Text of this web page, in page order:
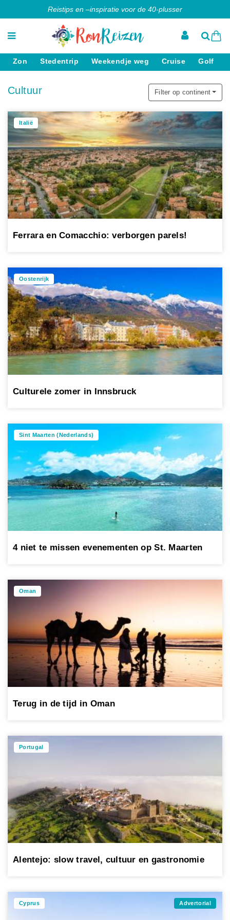
Reistips en –inspiratie voor de 40-plusser
Zon Stedentrip Weekendje weg Cruise Golf
Cultuur Filter op continent
Italië
Ferrara en Comacchio: verborgen parels!
Oostenrijk
Culturele zomer in Innsbruck
Sint Maarten (Nederlands)
4 niet te missen evenementen op St. Maarten
Oman
Terug in de tijd in Oman
Portugal
Alentejo: slow travel, cultuur en gastronomie
Cyprus Advertorial